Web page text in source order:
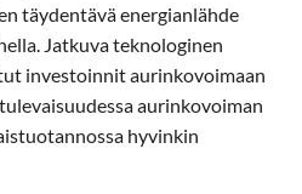
täydentävä energianlähde
Jatkuva teknologinen
investoinnit aurinkovoimaan
aurinkovoiman
hyvinkin